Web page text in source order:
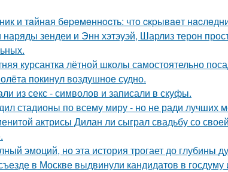
и тaйнaя бepeмeннocть: чтo cкpывaeт
зендеи и Энн хэтэуэй, Шарлиз терон
курсантка лётной школы самостоятельно
покинул воздушное судно.
из секс - символов и записали в скуфы.
стадионы по всему миру - но не ради лучших
актрисы Дилан ли сыграл свадьбу со
эмоций, но эта история трогает до глубины
в Москве выдвинули кандидатов в